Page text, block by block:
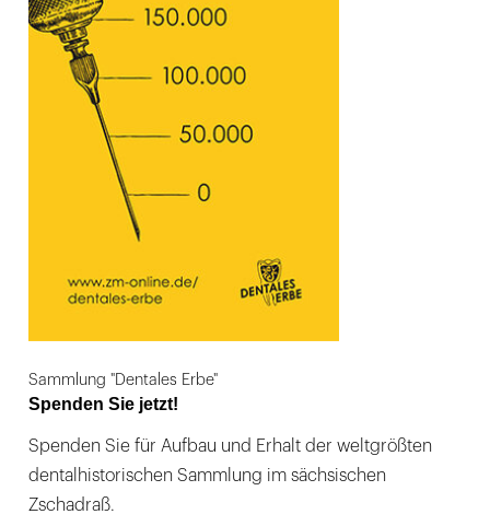
Sammlung "Dentales Erbe"
Spenden Sie jetzt!
Spenden Sie für Aufbau und Erhalt der weltgrößten
dentalhistorischen Sammlung im sächsischen
Zschadraß.